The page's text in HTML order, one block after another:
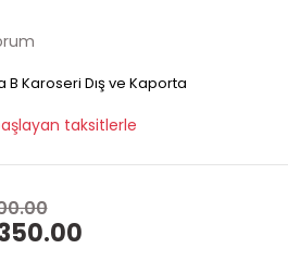
B Karoseri Dış ve Kaporta
taksitlerle